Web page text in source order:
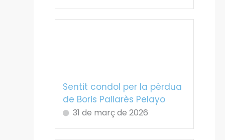
Sentit condol per la pèrdua
de Boris Pallarès Pelayo
31 de març de 2026